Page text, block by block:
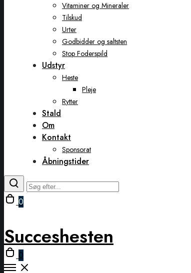
Vitaminer og Mineraler
Tilskud
Urter
Godbidder og saltsten
Stop Foderspild
Udstyr
Heste
Pleje
Rytter
Stald
Om
Kontakt
Sponsorat
Åbningstider
Toggle
0
Succeshesten
Open
cart
0
Open